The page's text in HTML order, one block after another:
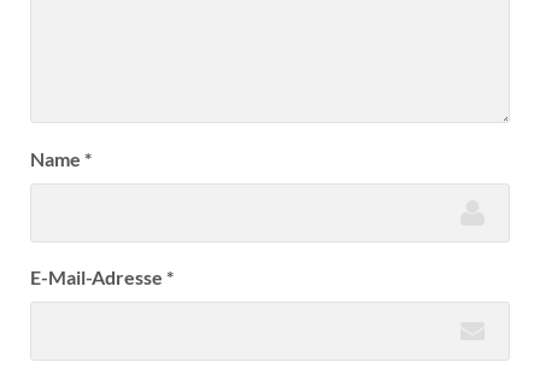
Name *
E-Mail-Adresse *